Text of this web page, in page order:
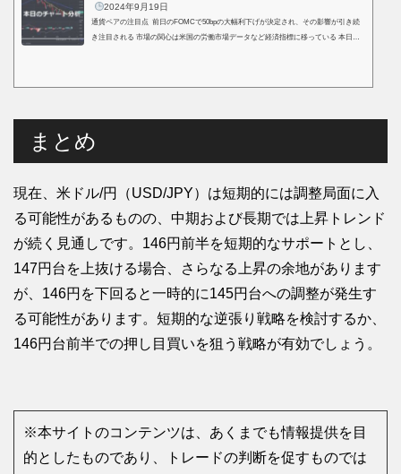
2024年9月19日
通貨ペアの注目点 前日のFOMCで50bpの大幅利下げが決定され、その影響が引き続
き注目される 市場の関心は米国の労働市場データなど経済指標に移っている 本日発
まとめ
現在、米ドル/円（USD/JPY）は短期的には調整局面に入
る可能性があるものの、中期および長期では上昇トレンド
が続く見通しです。146円前半を短期的なサポートとし、
147円台を上抜ける場合、さらなる上昇の余地があります
が、146円を下回ると一時的に145円台への調整が発生す
る可能性があります。短期的な逆張り戦略を検討するか、
146円台前半での押し目買いを狙う戦略が有効でしょう。
※本サイトのコンテンツは、あくまでも情報提供を目
的としたものであり、トレードの判断を促すものでは